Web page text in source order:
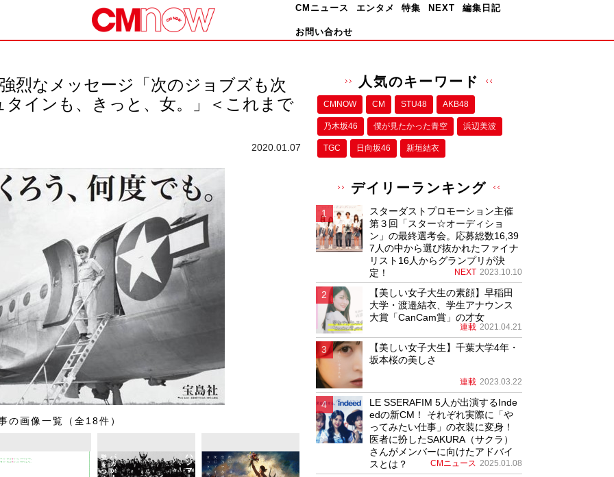
CMニュース エンタメ 特集 NEXT 編集日記
お問い合わせ
烈なメッセージ「次のジョブズも次
インも、きっと、女。」＜これまで
2020.01.07
の画像一覧（全18件）
人気のキーワード
CMNOW CM STU48 AKB48
乃木坂46 僕が⾒たかった⻘空 浜辺美波
TGC 日向坂46 新垣結衣
デイリーランキング
スターダストプロモーション主催
第３回「スター☆オーディショ
ン」の最終選考会。応募総数16,39
7人の中から選び抜かれたファイナ
リスト16人からグランプリが決
定！
NEXT 2023.10.10
【美しい女子大生の素顔】早稲田
大学・渡邉結衣、学生アナウンス
大賞「CanCam賞」の才女
連載 2021.04.21
【美しい女子大生】千葉大学4年・
坂本桜の美しさ
連載 2023.03.22
LE SSERAFIM 5人が出演するInde
edの新CM！ それぞれ実際に「や
ってみたい仕事」の衣装に変身！
医者に扮したSAKURA（サクラ）
さんがメンバーに向けたアドバイ
スとは？
CMニュース 2025.01.08